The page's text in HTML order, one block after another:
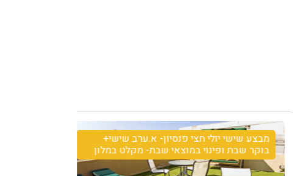
מבצע שישי יולי חצי פנסיון- א.ערב שישי+
בוקר שבת ופינוי במוצאי שבת- מקלט במלון